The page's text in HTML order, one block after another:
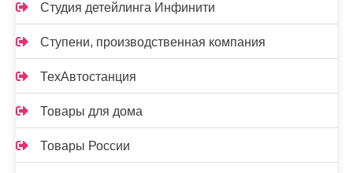
Студия детейлинга Инфинити
Ступени, производственная компания
ТехАвтостанция
Товары для дома
Товары России